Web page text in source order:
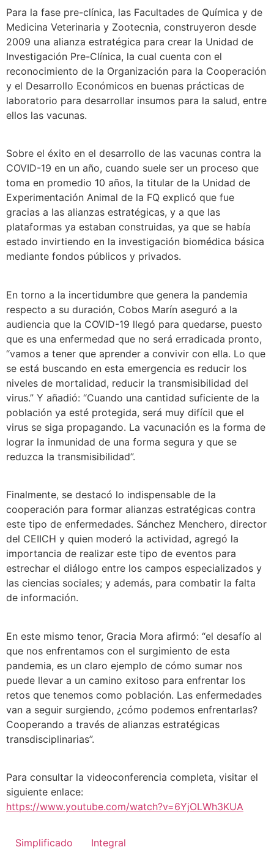
Para la fase pre-clínica, las Facultades de Química y de
Medicina Veterinaria y Zootecnia, construyeron desde
2009 una alianza estratégica para crear la Unidad de
Investigación Pre-Clínica, la cual cuenta con el
reconocimiento de la Organización para la Cooperación
y el Desarrollo Económicos en buenas prácticas de
laboratorio para desarrollar insumos para la salud, entre
ellos las vacunas.
Sobre el éxito en el desarrollo de las vacunas contra la
COVID-19 en un año, cuando suele ser un proceso que
toma en promedio 10 años, la titular de la Unidad de
Experimentación Animal de la FQ explicó que fue
gracias a las alianzas estratégicas, y a que las
plataformas ya estaban construidas, ya que se había
estado invirtiendo en la investigación biomédica básica
mediante fondos públicos y privados.
En torno a la incertidumbre que genera la pandemia
respecto a su duración, Cobos Marín aseguró a la
audiencia que la COVID-19 llegó para quedarse, puesto
que es una enfermedad que no será erradicada pronto,
“vamos a tener que aprender a convivir con ella. Lo que
se está buscando en esta emergencia es reducir los
niveles de mortalidad, reducir la transmisibilidad del
virus.” Y añadió: “Cuando una cantidad suficiente de la
población ya esté protegida, será muy difícil que el
virus se siga propagando. La vacunación es la forma de
lograr la inmunidad de una forma segura y que se
reduzca la transmisibilidad”.
Finalmente, se destacó lo indispensable de la
cooperación para formar alianzas estratégicas contra
este tipo de enfermedades. Sánchez Menchero, director
del CEIICH y quien moderó la actividad, agregó la
importancia de realizar este tipo de eventos para
estrechar el diálogo entre los campos especializados y
las ciencias sociales; y además, para combatir la falta
de información.
En este mismo tenor, Gracia Mora afirmó: “el desafío al
que nos enfrentamos con el surgimiento de esta
pandemia, es un claro ejemplo de cómo sumar nos
puede llevar a un camino exitoso para enfrentar los
retos que tenemos como población. Las enfermedades
van a seguir surgiendo, ¿cómo podemos enfrentarlas?
Cooperando a través de alianzas estratégicas
transdisciplinarias”.
Para consultar la videoconferencia completa, visitar el
siguiente enlace:
https://www.youtube.com/watch?v=6YjOLWh3KUA
Simplificado Integral